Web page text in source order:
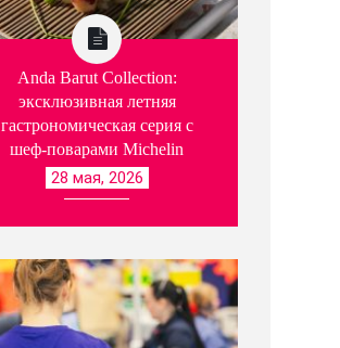
Anda Barut Collection:
эксклюзивная летняя
гастрономическая серия с
шеф-поварами Michelin
28 мая, 2026